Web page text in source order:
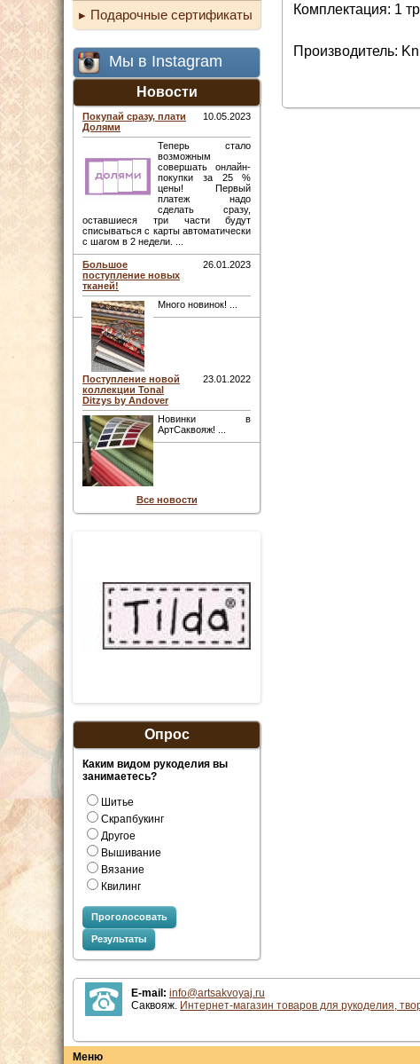
Подарочные сертификаты
Мы в Instagram
Новости
Покупай сразу, плати
Долями
10.05.2023
Теперь стало
возможным
совершать онлайн-
покупки за 25 %
цены! Первый
платеж надо
сделать сразу,
оставшиеся три части будут
списываться с карты автоматически
с шагом в 2 недели. ...
Большое
поступление новых
тканей!
26.01.2023
Много новинок! ...
Поступление новой
коллекции Tonal
Ditzys by Andover
23.01.2022
Новинки в
АртСаквояж! ...
Все новости
Опрос
Каким видом рукоделия вы
занимаетесь?
Шитье
Скрапбукинг
Другое
Вышивание
Вязание
Квилинг
Проголосовать
Результаты
Комплектация: 1
Производитель:
E-mail: info@artsakvoyaj.ru
Саквояж. Интернет-магазин товаров для рукоделия,
Меню